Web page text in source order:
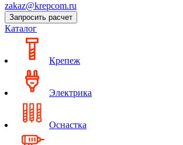
zakaz@krepcom.ru
Запросить расчет
Каталог
Крепеж
Электрика
Оснастка